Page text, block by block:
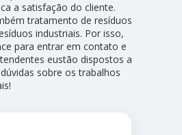
a satisfação do cliente.
tratamento de resíduos
industriais. Por isso,
para entrar em contato e
eustão dispostos a
sobre os trabalhos